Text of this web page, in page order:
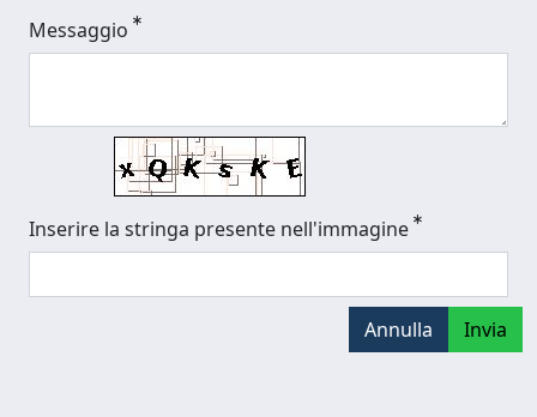
Messaggio
Inserire la stringa presente nell'immagine
Annulla Invia